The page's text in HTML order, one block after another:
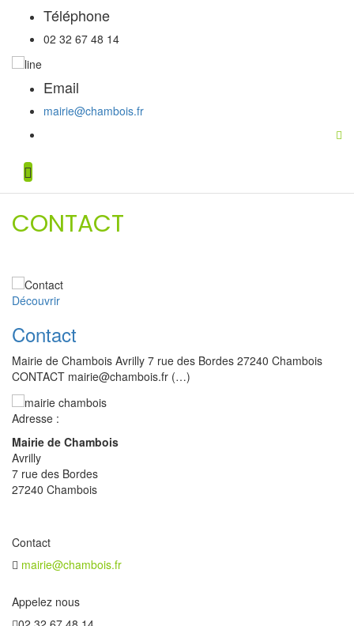
Téléphone
02 32 67 48 14
Email
mairie@chambois.fr
CONTACT
Découvrir
Contact
Mairie de Chambois Avrilly 7 rue des Bordes 27240 Chambois
CONTACT mairie@chambois.fr (…)
Adresse :
Mairie de Chambois
Avrilly
7 rue des Bordes
27240 Chambois
Contact
mairie@chambois.fr
Appelez nous